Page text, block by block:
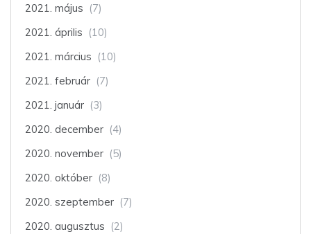
2021. május (7)
2021. április (10)
2021. március (10)
2021. február (7)
2021. január (3)
2020. december (4)
2020. november (5)
2020. október (8)
2020. szeptember (7)
2020. augusztus (2)